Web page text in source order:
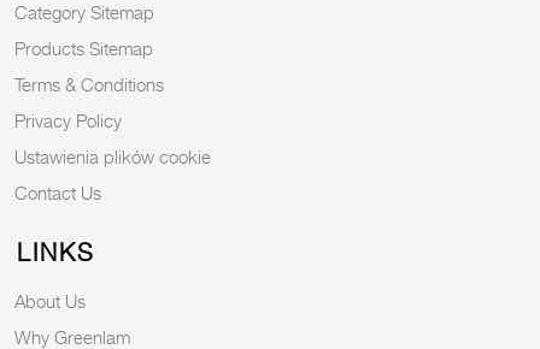
Category Sitemap
Products Sitemap
Terms & Conditions
Privacy Policy
Ustawienia plików cookie
Contact Us
LINKS
About Us
Why Greenlam